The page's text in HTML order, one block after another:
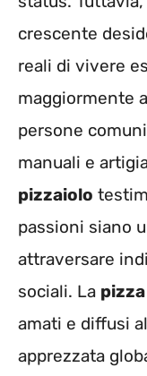
crescente
reali di vivere
maggiormente
persone
manuali e
pizzaiolo
passioni siano
attraversare
sociali. La pizza
amati e diffusi
apprezzata